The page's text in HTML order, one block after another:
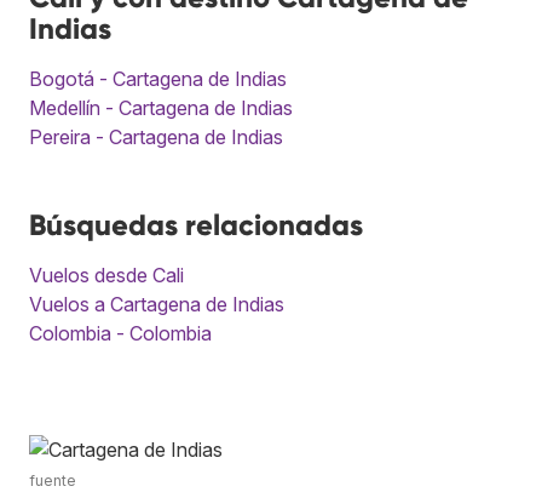
Indias
Bogotá - Cartagena de Indias
Medellín - Cartagena de Indias
Pereira - Cartagena de Indias
Búsquedas relacionadas
Vuelos desde Cali
Vuelos a Cartagena de Indias
Colombia - Colombia
fuente